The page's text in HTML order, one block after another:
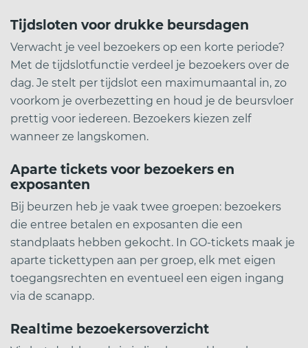
Tijdsloten voor drukke beursdagen
Verwacht je veel bezoekers op een korte periode?
Met de tijdslotfunctie verdeel je bezoekers over de
dag. Je stelt per tijdslot een maximumaantal in, zo
voorkom je overbezetting en houd je de beursvloer
prettig voor iedereen. Bezoekers kiezen zelf
wanneer ze langskomen.
Aparte tickets voor bezoekers en
exposanten
Bij beurzen heb je vaak twee groepen: bezoekers
die entree betalen en exposanten die een
standplaats hebben gekocht. In GO-tickets maak je
aparte tickettypen aan per groep, elk met eigen
toegangsrechten en eventueel een eigen ingang
via de scanapp.
Realtime bezoekersoverzicht